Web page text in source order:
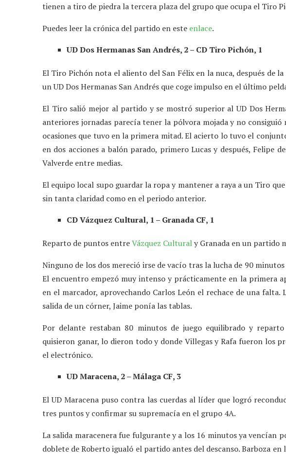
tienen a tiro de piedra la tercera plaza del grupo que ocupa el Tiro
Puedes leer la crónica del partido en este enlace.
UD Dos Hermanas San Andrés, 2 – CD Tiro Pichón, 1
El Tiro Pichón nota el aliento del San Félix en la nuca, después de
un UD Dos Hermanas San Andrés que coge impulso en el último
El Tiro salió mejor al partido y se mostró superior al UD Dos
anteriores jornadas parecía tener la pólvora mojada y no
ocasiones que tuvo en la primera mitad. El acierto lo tuvo el
en dos acciones a balón parado, primero Lucas y después, Felipe
Valverde entre medias.
El equipo local supo guardar la ropa y mantener a raya a un Tiro
sin tanta claridad como en el periodo anterior.
CD Vázquez Cultural, 1 – Granada CF, 1
Reparto de puntos entreVázquez Culturaly Granada en un partido
Ninguno de los dos mereció irse de vacío tras la lucha de 90
El encuentro empezó muy intenso y prácticamente en la primera
en el marcador, aprovechando Carlos León el rechace de una
salida de un córner, Jaime ponía las tablas.
Por delante restaban 80 minutos de juego equilibrado y
quisieron ganar, lo dieron todo y donde Villegas y Rafa fueron los
el electrónico.
UD Maracena, 2 – Málaga CF, 3
El UD Maracena puso contra las cuerdas al líder que logró
tres puntos y confirmar su supremacía en el grupo 4A.
La salida maracenera fue fulgurante y a los 16 minutos ya vencían
doblete de Roberto igualó el partido antes del descanso. Barboza